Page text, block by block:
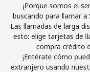
¡Porque somos el
buscando para llamar
Las llamadas de larga
esto: elige tarjetas de
compra crédito
¡Entérate cómo
extranjero usando